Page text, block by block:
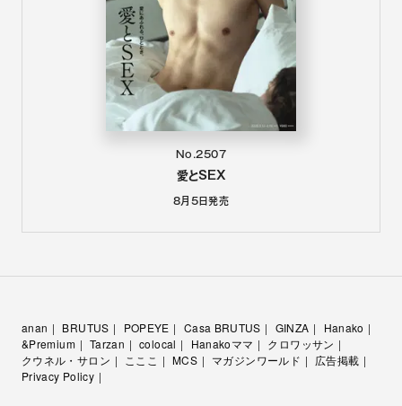
No.2507
愛とSEX
8月5日発売
anan BRUTUS POPEYE Casa BRUTUS GINZA
Hanako
&Premium
Tarzan colocal Hanakoママ
クロワッサン
クウネル・サロン
こここ MCS マガジンワールド
広告掲載
Privacy Policy